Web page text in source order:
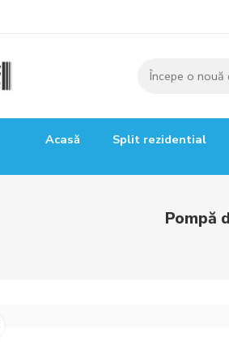
Acasă Split rezidential
Pompă